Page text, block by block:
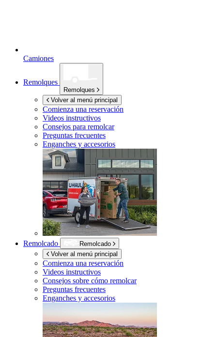
Camiones
Remolques
Remolques
Volver al menú principal
Comienza una reservación
Videos instructivos
Consejos para remolcar
Preguntas frecuentes
Enganches y accesorios
Remolcado
Remolcado
Volver al menú principal
Comienza una reservación
Videos instructivos
Consejos sobre cómo remolcar
Preguntas frecuentes
Enganches y accesorios